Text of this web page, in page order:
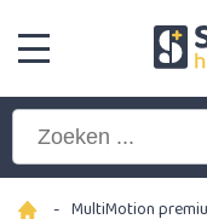
- MultiMotion